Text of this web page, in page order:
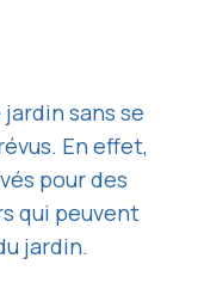
sans se
En effet,
pour des
qui peuvent
jardin.